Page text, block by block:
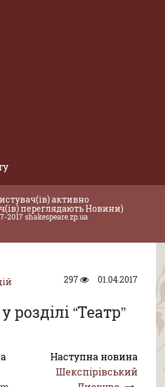
активно
переглядають Новини)
2017 shakespeare.zp.ua
01.04.2017
297
“Театр”
Наступна новина
Шекспірівський